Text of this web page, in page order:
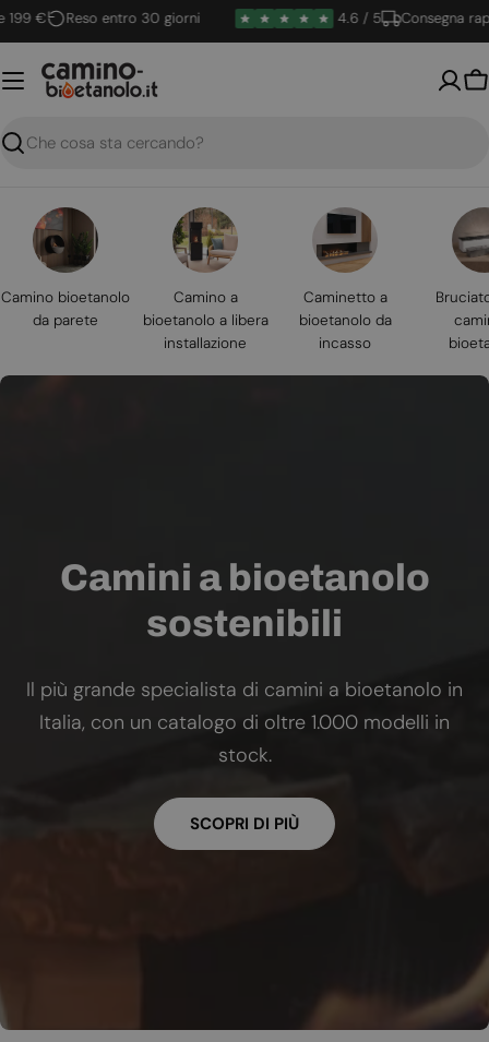
Vai
al
contenuto
€ Reso entro 30 giorni 4.6 / 5 Consegna rapida
Ricerca
Camino bioetanolo
da parete
Camino a
bioetanolo a libera
installazione
Caminetto a
bioetanolo da
incasso
Camini a bioetanolo
sostenibili
Il più grande specialista di camini a bioetanolo in
Italia, con un catalogo di oltre 1.000 modelli in
stock.
SCOPRI DI PIÙ